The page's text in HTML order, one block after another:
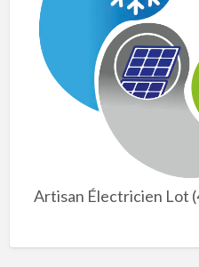
Artisan Électricien Lot